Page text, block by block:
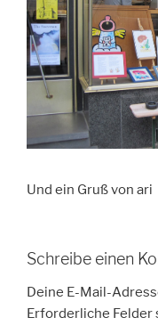
Und ein Gruß von ari
Schreibe einen
Deine E-Mail-
Erforderliche Felder